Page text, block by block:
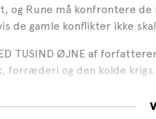
og Rune må konfrontere
de gamle konflikter ikke
TUSIND ØJNE af
forræderi og den kolde krigs